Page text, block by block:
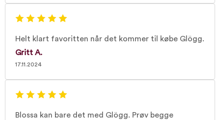
Helt klart favoritten når det kommer til købe Glögg.
Gritt A.
17.11.2024
Blossa kan bare det med Glögg. Prøv begge